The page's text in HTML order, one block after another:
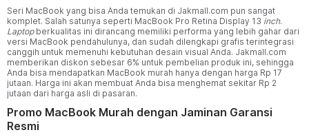
Seri MacBook yang bisa Anda temukan di Jakmall.com pun sangat
komplet. Salah satunya seperti MacBook Pro Retina Display 13 inch.
Laptop berkualitas ini dirancang memiliki performa yang lebih gahar dari
versi MacBook pendahulunya, dan sudah dilengkapi grafis terintegrasi
canggih untuk memenuhi kebutuhan desain visual Anda. Jakmall.com
memberikan diskon sebesar 6% untuk pembelian produk ini, sehingga
Anda bisa mendapatkan MacBook murah hanya dengan harga Rp 17
jutaan. Harga ini akan membuat Anda bisa menghemat sekitar Rp 2
jutaan dari harga asli di pasaran.
Promo MacBook Murah dengan Jaminan Garansi
Resmi